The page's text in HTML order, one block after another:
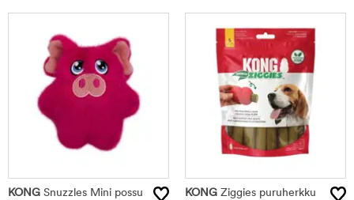
KONG Snuzzles Mini possu
KONG Ziggies puruherkku